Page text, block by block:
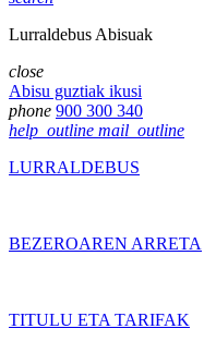
Lurraldebus Abisuak
close
Abisu guztiak ikusi
phone 900 300 340
help_outline mail_outline
LURRALDEBUS
BEZEROAREN ARRETA
TITULU ETA TARIFAK